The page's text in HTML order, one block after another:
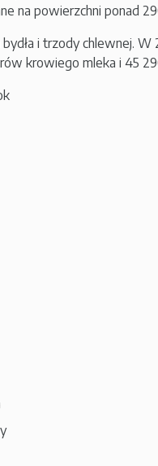
na powierzchni ponad
i trzody chlewnej. W
krowiego mleka i 45